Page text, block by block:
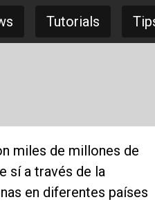
Tutorials
miles de millones de
sí a través de la
en diferentes países